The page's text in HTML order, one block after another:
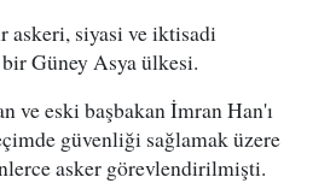
askeri, siyasi ve iktisadi
Güney Asya ülkesi.
ve eski başbakan İmran Han'ı
güvenliği sağlamak üzere
asker görevlendirilmişti.